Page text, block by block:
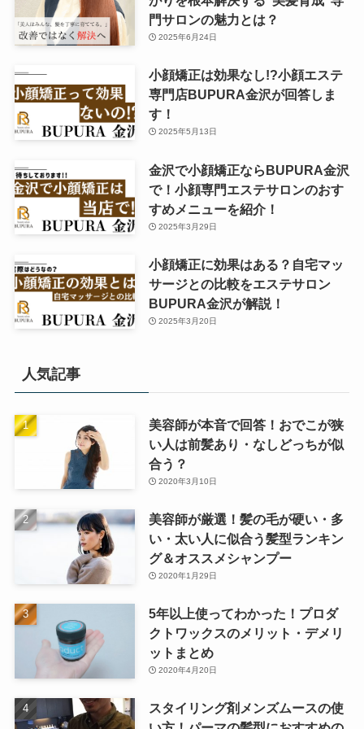
門サロンの魅力とは？
2025年6月24日
小顔矯正は効果なし!?小顔エステ
専門店BUPURA金沢が回答しま
す！
2025年5月13日
金沢で小顔矯正ならBUPURA金沢
で！小顔専門エステサロンのおす
すめメニューを紹介！
2025年3月29日
小顔矯正に効果はある？自宅マッ
サージとの比較をエステサロン
BUPURA金沢が解説！
2025年3月20日
人気記事
美容師が本音で回答！おでこが狭
い人は前髪あり・なしどっちが似
合う？
2020年3月10日
美容師が厳選！髪の毛が硬い・多
い・太い人に似合う髪型ランキン
グ＆オススメシャンプー
2020年1月29日
5年以上使ってわかった！プロダ
クトワックスのメリット・デメリ
ットまとめ
2020年4月20日
スタイリング剤メンズムースの使